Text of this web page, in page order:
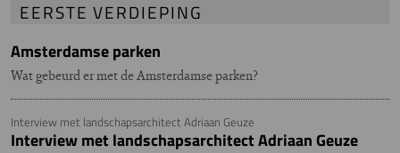
EERSTE VERDIEPING
Amsterdamse parken
Wat gebeurd er met de Amsterdamse parken?
Interview met landschapsarchitect Adriaan Geuze
Interview met landschapsarchitect Adriaan Geuze